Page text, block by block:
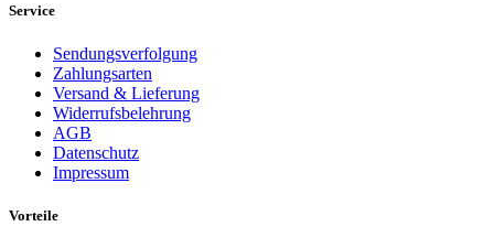
Service
Sendungsverfolgung
Zahlungsarten
Versand & Lieferung
Widerrufsbelehrung
AGB
Datenschutz
Impressum
Vorteile